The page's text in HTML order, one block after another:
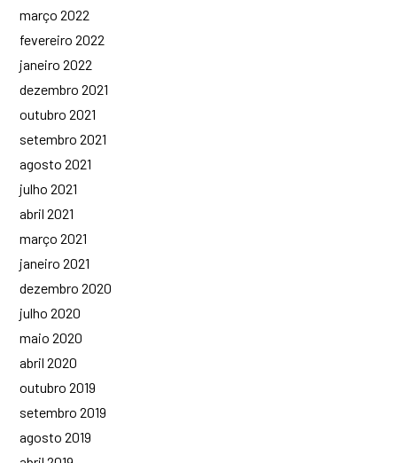
março 2022
fevereiro 2022
janeiro 2022
dezembro 2021
outubro 2021
setembro 2021
agosto 2021
julho 2021
abril 2021
março 2021
janeiro 2021
dezembro 2020
julho 2020
maio 2020
abril 2020
outubro 2019
setembro 2019
agosto 2019